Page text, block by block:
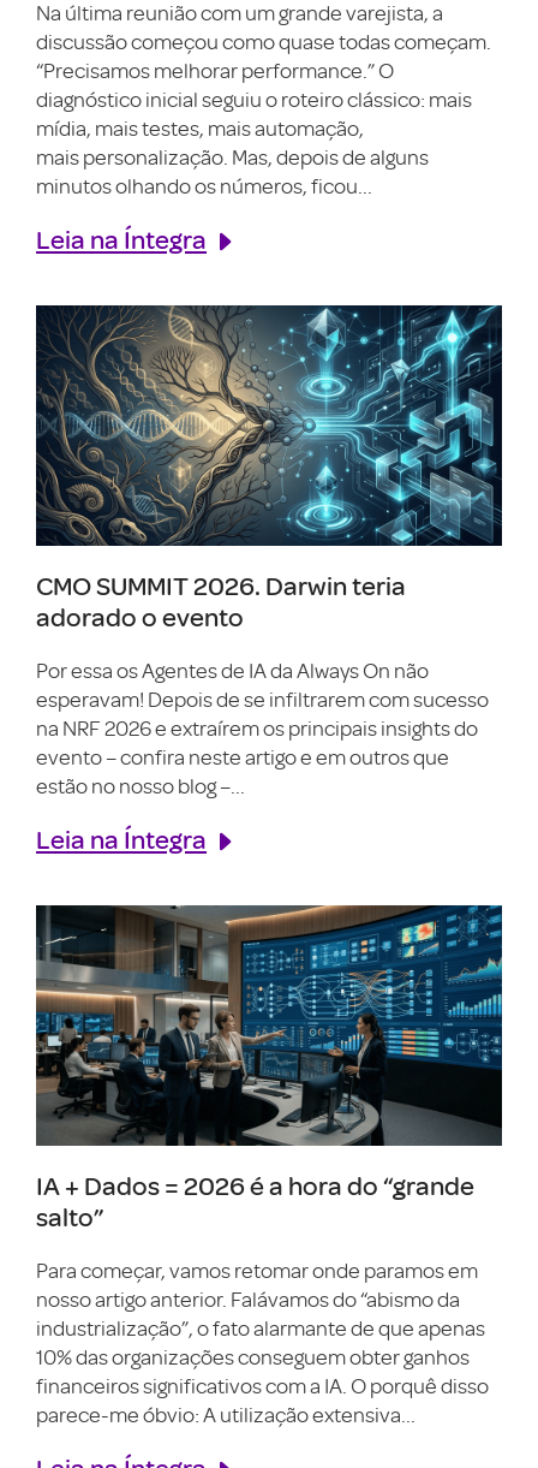
Na última reunião com um grande varejista, a
discussão começou como quase todas começam.
“Precisamos melhorar performance.” O
diagnóstico inicial seguiu o roteiro clássico: mais
mídia, mais testes, mais automação,
mais personalização. Mas, depois de alguns
minutos olhando os números, ficou...
Leia na Íntegra
CMO SUMMIT 2026. Darwin teria
adorado o evento
Por essa os Agentes de IA da Always On não
esperavam! Depois de se infiltrarem com sucesso
na NRF 2026 e extraírem os principais insights do
evento – confira neste artigo e em outros que
estão no nosso blog –...
Leia na Íntegra
IA + Dados = 2026 é a hora do “grande
salto”
Para começar, vamos retomar onde paramos em
nosso artigo anterior. Falávamos do “abismo da
industrialização”, o fato alarmante de que apenas
10% das organizações conseguem obter ganhos
financeiros significativos com a IA. O porquê disso
parece-me óbvio: A utilização extensiva...